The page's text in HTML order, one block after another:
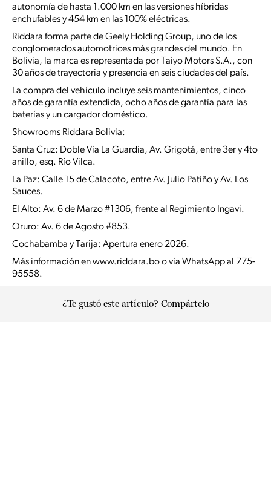
autonomía de hasta 1.000 km en las versiones híbridas
enchufables y 454 km en las 100% eléctricas.
Riddara forma parte de Geely Holding Group, uno de los
conglomerados automotrices más grandes del mundo. En
Bolivia, la marca es representada por Taiyo Motors S.A., con
30 años de trayectoria y presencia en seis ciudades del país.
La compra del vehículo incluye seis mantenimientos, cinco
años de garantía extendida, ocho años de garantía para las
baterías y un cargador doméstico.
Showrooms Riddara Bolivia:
Santa Cruz: Doble Vía La Guardia, Av. Grigotá, entre 3er y 4to
anillo, esq. Río Vilca.
La Paz: Calle 15 de Calacoto, entre Av. Julio Patiño y Av. Los
Sauces.
El Alto: Av. 6 de Marzo #1306, frente al Regimiento Ingavi.
Oruro: Av. 6 de Agosto #853.
Cochabamba y Tarija: Apertura enero 2026.
Más información en www.riddara.bo o vía WhatsApp al 775-
95558.
¿Te gustó este artículo? Compártelo